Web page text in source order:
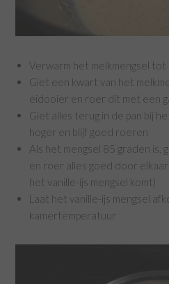
Verwarm het melkmengsel tot
Giet een kwart van het
eidooier en roer dit met een
Giet alles terug in de pan bij
hoger en blijf goed roeren
Als het mengsel 85 graden is,
en roer alles goed door
het vanille-ijs mengsel komt)
Laat het vanille-ijs mengsel
kamertemperatuur